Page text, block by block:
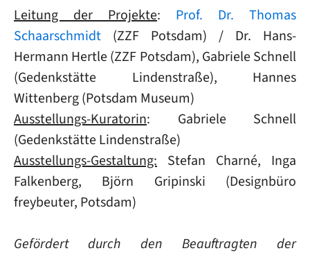
Leitung der Projekte: Prof. Dr. Thomas
Schaarschmidt
(ZZF Potsdam) / Dr. Hans-
Hermann Hertle(ZZF Potsdam), Gabriele Schnell
(Gedenkstätte Lindenstraße), Hannes
Wittenberg (Potsdam Museum)
Ausstellungs-Kuratorin: Gabriele Schnell
(Gedenkstätte Lindenstraße)
Ausstellungs-Gestaltung: Stefan Charné, Inga
Falkenberg, Björn Gripinski (Designbüro
freybeuter, Potsdam)
Gefördert durch den Beauftragten der